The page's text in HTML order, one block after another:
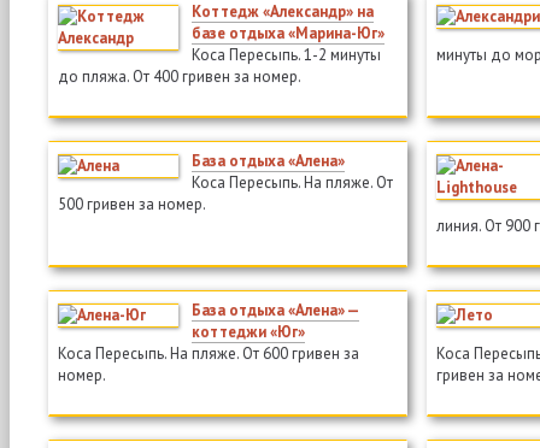
Коттедж «Александр» на
базе отдыха «Марина-Юг»
Коса Пересыпь. 1-2 минуты
до пляжа. От 400 гривен за номер.
минуты до
База отдыха «Алена»
Коса Пересыпь. На пляже. От
500 гривен за номер.
линия. От 900
База отдыха «Алена» —
коттеджи «Юг»
Коса Пересыпь. На пляже. От 600 гривен за
номер.
Коса
гривен за